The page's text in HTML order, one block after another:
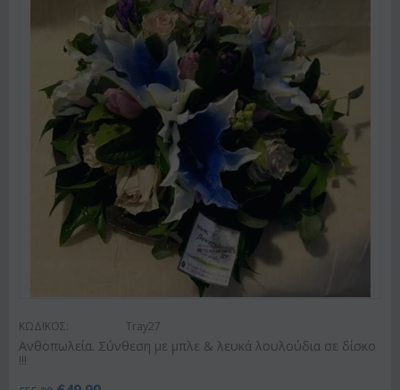
ΚΩΔΙΚΟΣ: Tray27
Ανθοπωλεία. Σύνθεση με μπλε & λευκά λουλούδια σε δίσκο
!!!